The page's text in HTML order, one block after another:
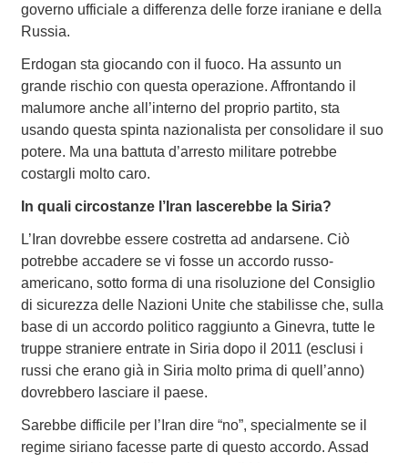
governo ufficiale a differenza delle forze iraniane e della
Russia.
Erdogan sta giocando con il fuoco. Ha assunto un
grande rischio con questa operazione. Affrontando il
malumore anche all’interno del proprio partito, sta
usando questa spinta nazionalista per consolidare il suo
potere. Ma una battuta d’arresto militare potrebbe
costargli molto caro.
In quali circostanze l’Iran lascerebbe la Siria?
L’Iran dovrebbe essere costretta ad andarsene. Ciò
potrebbe accadere se vi fosse un accordo russo-
americano, sotto forma di una risoluzione del Consiglio
di sicurezza delle Nazioni Unite che stabilisse che, sulla
base di un accordo politico raggiunto a Ginevra, tutte le
truppe straniere entrate in Siria dopo il 2011 (esclusi i
russi che erano già in Siria molto prima di quell’anno)
dovrebbero lasciare il paese.
Sarebbe difficile per l’Iran dire “no”, specialmente se il
regime siriano facesse parte di questo accordo. Assad